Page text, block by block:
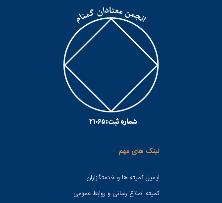
لینک های مهم
ایمیل کمیته ها و خدمتگزاران
کميته اطلاع رسانی و روابط عمومی